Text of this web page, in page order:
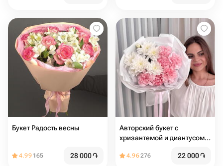
Букет Радость весны
4.99 165 28 000֏
Авторский букет с
хризантемой и диантусом
4.96276 22 000֏